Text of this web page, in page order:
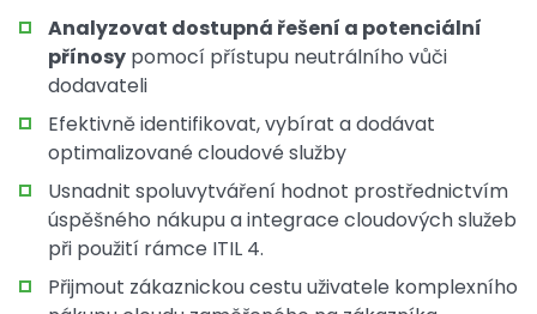
Analyzovat dostupná řešení a potenciální
přínosy pomocí přístupu neutrálního vůči
dodavateli
Efektivně identifikovat, vybírat a dodávat
optimalizované cloudové služby
Usnadnit spoluvytváření hodnot prostřednictvím
úspěšného nákupu a integrace cloudových služeb
při použití rámce ITIL 4.
Přijmout zákaznickou cestu uživatele komplexního